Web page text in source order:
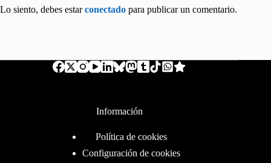
Lo siento, debes estarconectado para publicar un comentario.
Información
Política de cookies
Configuración de cookies